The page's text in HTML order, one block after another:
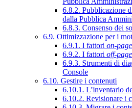
6.8.2. Pubblicazione
dalla Pubblica
6.8.3. Consenso dei
6.9. Ottimizzazione per i
6.9.1. I fattori on-page
6.9.2. I fattori off-page
6.9.3. Strumenti di
Console
6.10. Gestire i contenuti
6.10.1. L’inventario
6.10.2. Revisionare i